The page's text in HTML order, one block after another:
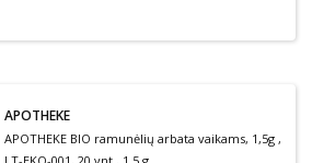
APOTHEKE
APOTHEKE BIO ramunėlių arbata vaikams, 1,5g ,